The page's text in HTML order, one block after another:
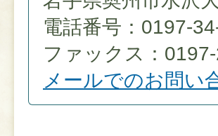
電話番号：0197-
ファックス：
メールでのお問い